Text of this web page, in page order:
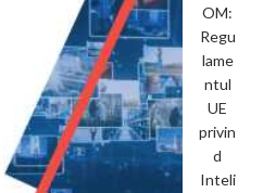
OM:
Regu
lame
ntul
UE
privin
d
Inteli